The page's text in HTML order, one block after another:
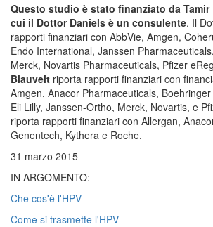
Questo studio è stato finanziato da
cui il Dottor Daniels è un consulente. Il
rapporti finanziari con AbbVie, Amgen,
Endo International, Janssen
Merck, Novartis Pharmaceuticals, Pfizer
Blauvelt riporta rapporti finanziari con
Amgen, Anacor Pharmaceuticals,
Eli Lilly, Janssen-Ortho, Merck, Novartis, e
riporta rapporti finanziari con Allergan,
Genentech, Kythera e Roche.
31 marzo 2015
IN ARGOMENTO:
Che cos'è l'HPV
Come si trasmette l'HPV